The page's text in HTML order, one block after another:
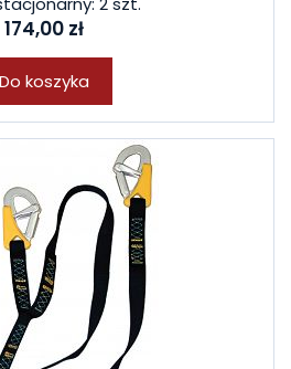
174,00 zł
Do koszyka